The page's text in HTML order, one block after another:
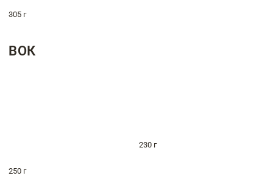
305 г
ВОК
230 г
250 г